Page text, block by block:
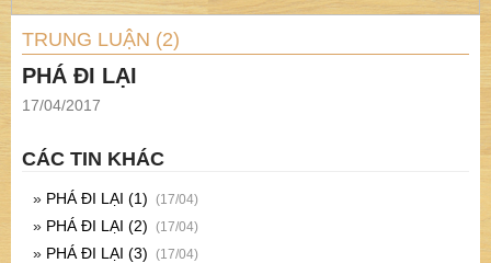
TRUNG LUẬN (2)
PHÁ ĐI LẠI
17/04/2017
CÁC TIN KHÁC
PHÁ ĐI LẠI (1) (17/04)
PHÁ ĐI LẠI (2) (17/04)
PHÁ ĐI LẠI (3) (17/04)